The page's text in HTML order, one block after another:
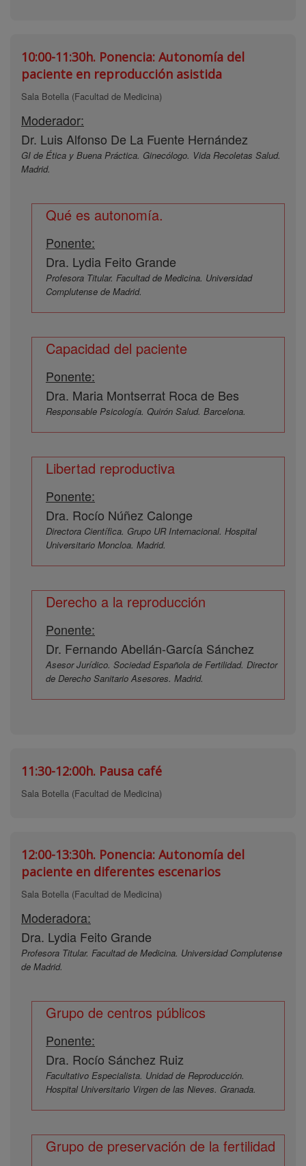
10:00-11:30h. Ponencia: Autonomía del
paciente en reproducción asistida
Sala Botella (Facultad de Medicina)
Moderador:
Dr. Luis Alfonso De La Fuente Hernández
GI de Ética y Buena Práctica. Ginecólogo. Vida Recoletas Salud.
Madrid.
Qué es autonomía.
Ponente:
Dra. Lydia Feito Grande
Profesora Titular. Facultad de Medicina. Universidad
Complutense de Madrid.
Capacidad del paciente
Ponente:
Dra. Maria Montserrat Roca de Bes
Responsable Psicología. Quirón Salud. Barcelona.
Libertad reproductiva
Ponente:
Dra. Rocío Núñez Calonge
Directora Científica. Grupo UR Internacional. Hospital
Universitario Moncloa. Madrid.
Derecho a la reproducción
Ponente:
Dr. Fernando Abellán-García Sánchez
Asesor Jurídico. Sociedad Española de Fertilidad. Director
de Derecho Sanitario Asesores. Madrid.
11:30-12:00h. Pausa café
Sala Botella (Facultad de Medicina)
12:00-13:30h. Ponencia: Autonomía del
paciente en diferentes escenarios
Sala Botella (Facultad de Medicina)
Moderadora:
Dra. Lydia Feito Grande
Profesora Titular. Facultad de Medicina. Universidad Complutense
de Madrid.
Grupo de centros públicos
Ponente:
Dra. Rocío Sánchez Ruiz
Facultativo Especialista. Unidad de Reproducción.
Hospital Universitario Virgen de las Nieves. Granada.
Grupo de preservación de la fertilidad